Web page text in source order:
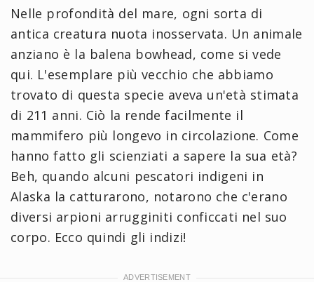
Nelle profondità del mare, ogni sorta di
antica creatura nuota inosservata. Un animale
anziano è la balena bowhead, come si vede
qui. L'esemplare più vecchio che abbiamo
trovato di questa specie aveva un'età stimata
di 211 anni. Ciò la rende facilmente il
mammifero più longevo in circolazione. Come
hanno fatto gli scienziati a sapere la sua età?
Beh, quando alcuni pescatori indigeni in
Alaska la catturarono, notarono che c'erano
diversi arpioni arrugginiti conficcati nel suo
corpo. Ecco quindi gli indizi!